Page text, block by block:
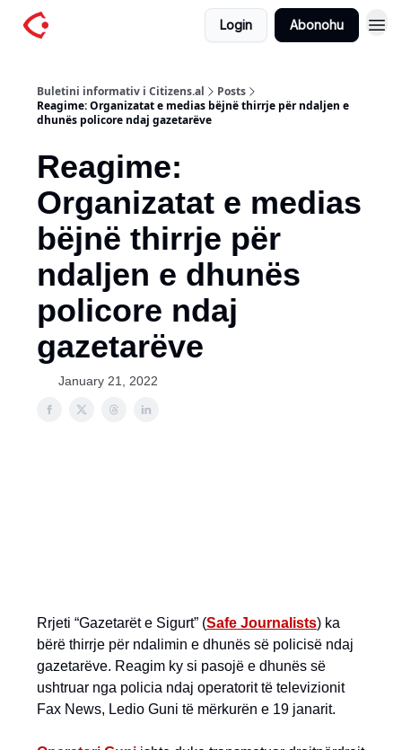
Login Abonohu
Buletini informativ i Citizens.al
Posts
Reagime: Organizatat e medias bëjnë thirrje për ndaljen e
dhunës policore ndaj gazetarëve
Reagime:
Organizatat e medias
bëjnë thirrje për
ndaljen e dhunës
policore ndaj
gazetarëve
January 21, 2022
Rrjeti “Gazetarët e Sigurt” (Safe Journalists) ka
bërë thirrje për ndalimin e dhunës së policisë ndaj
gazetarëve. Reagim ky si pasojë e dhunës së
ushtruar nga policia ndaj operatorit të televizionit
Fax News, Ledio Guni të mërkurën e 19 janarit.